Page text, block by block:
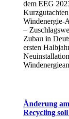
dem EEG
Windenergie-
–
Zubau in
ersten
Änderung
Recycling